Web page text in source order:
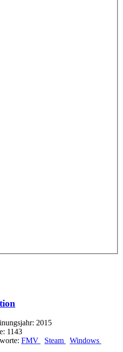
2015
1143
FMV Steam Windows